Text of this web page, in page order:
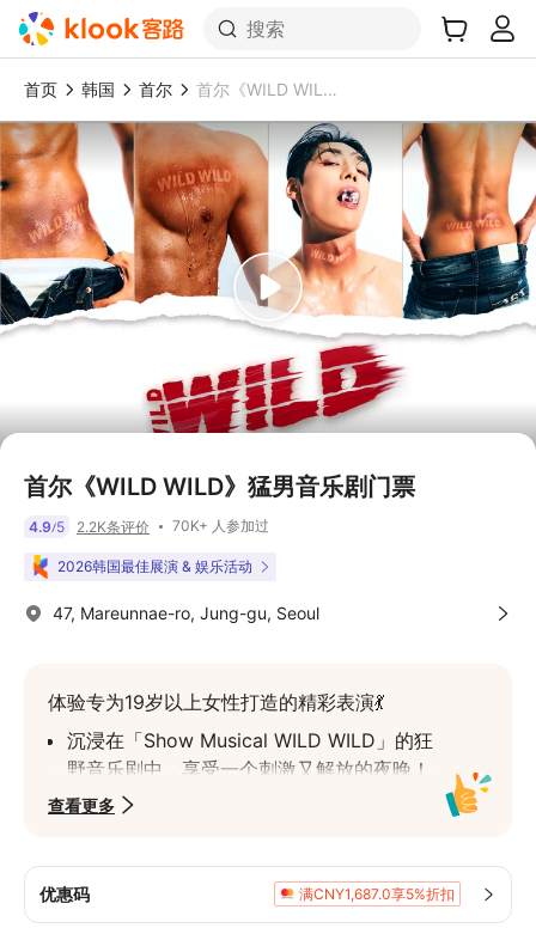
搜索
首页 韩国 首尔 首尔《WILD WILD》猛男音乐剧门票
首尔《WILD WILD》猛男音乐剧门票
4.9/5 2.2K条评价 70K+ 人参加过
2026韩国最佳展演 & 娱乐活动
47, Mareunnae-ro, Jung-gu, Seoul
体验专为19岁以上女性打造的精彩表演💃
沉浸在「Show Musical WILD WILD」的狂
野音乐剧中，享受一个刺激又解放的夜晚！
✨
表演 🔥
查看更多
优惠码 满CNY1,687.0享5%折扣